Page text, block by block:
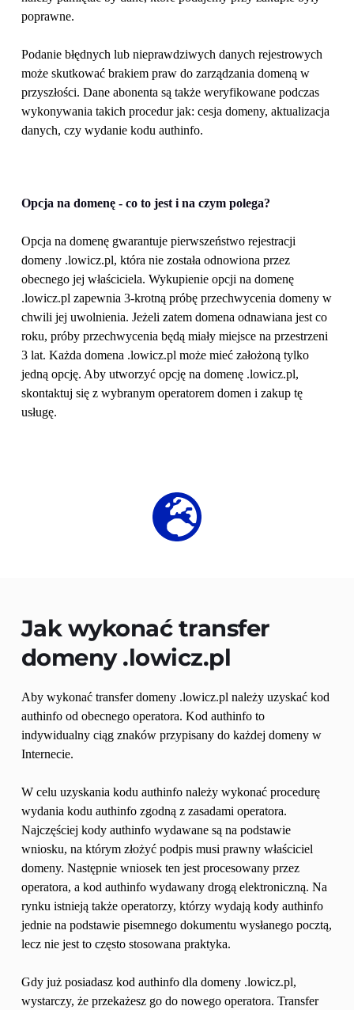
poprawne.
Podanie błędnych lub nieprawdziwych danych rejestrowych
może skutkować brakiem praw do zarządzania domeną w
przyszłości. Dane abonenta są także weryfikowane podczas
wykonywania takich procedur jak: cesja domeny, aktualizacja
danych, czy wydanie kodu authinfo.
Opcja na domenę - co to jest i na czym polega?
Opcja na domenę gwarantuje pierwszeństwo rejestracji
domeny .lowicz.pl, która nie została odnowiona przez
obecnego jej właściciela. Wykupienie opcji na domenę
.lowicz.pl zapewnia 3-krotną próbę przechwycenia domeny w
chwili jej uwolnienia. Jeżeli zatem domena odnawiana jest co
roku, próby przechwycenia będą miały miejsce na przestrzeni
3 lat. Każda domena .lowicz.pl może mieć założoną tylko
jedną opcję. Aby utworzyć opcję na domenę .lowicz.pl,
skontaktuj się z wybranym operatorem domen i zakup tę
usługę.
Jak wykonać transfer
domeny .lowicz.pl
Aby wykonać transfer domeny .lowicz.pl należy uzyskać kod
authinfo od obecnego operatora. Kod authinfo to
indywidualny ciąg znaków przypisany do każdej domeny w
Internecie.
W celu uzyskania kodu authinfo należy wykonać procedurę
wydania kodu authinfo zgodną z zasadami operatora.
Najczęściej kody authinfo wydawane są na podstawie
wniosku, na którym złożyć podpis musi prawny właściciel
domeny. Następnie wniosek ten jest procesowany przez
operatora, a kod authinfo wydawany drogą elektroniczną. Na
rynku istnieją także operatorzy, którzy wydają kody authinfo
jednie na podstawie pisemnego dokumentu wysłanego pocztą,
lecz nie jest to często stosowana praktyka.
Gdy już posiadasz kod authinfo dla domeny .lowicz.pl,
wystarczy, że przekażesz go do nowego operatora. Transfer